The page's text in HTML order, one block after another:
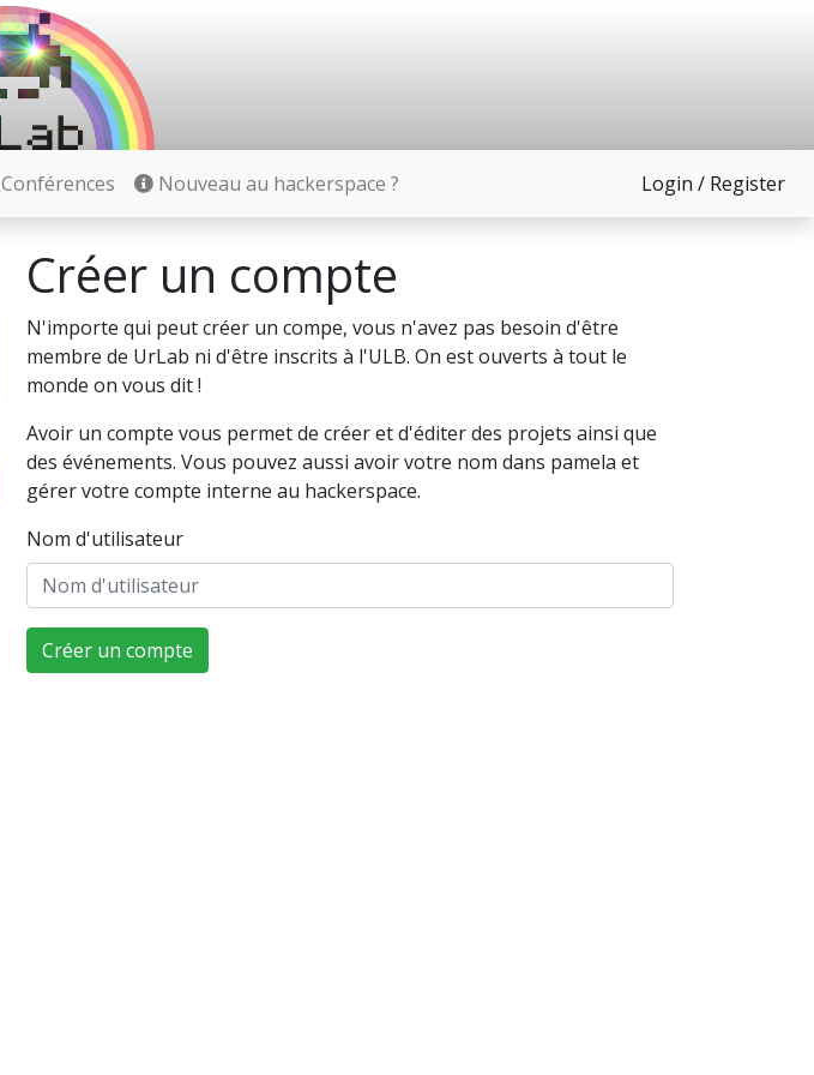
Conférences Nouveau au hackerspace ? Login / Register
Créer un compte
N'importe qui peut créer un compe, vous n'avez pas besoin d'être
membre de UrLab ni d'être inscrits à l'ULB. On est ouverts à tout le
monde on vous dit !
Avoir un compte vous permet de créer et d'éditer des projets ainsi que
des événements. Vous pouvez aussi avoir votre nom dans pamela et
gérer votre compte interne au hackerspace.
Nom d'utilisateur
Créer un compte